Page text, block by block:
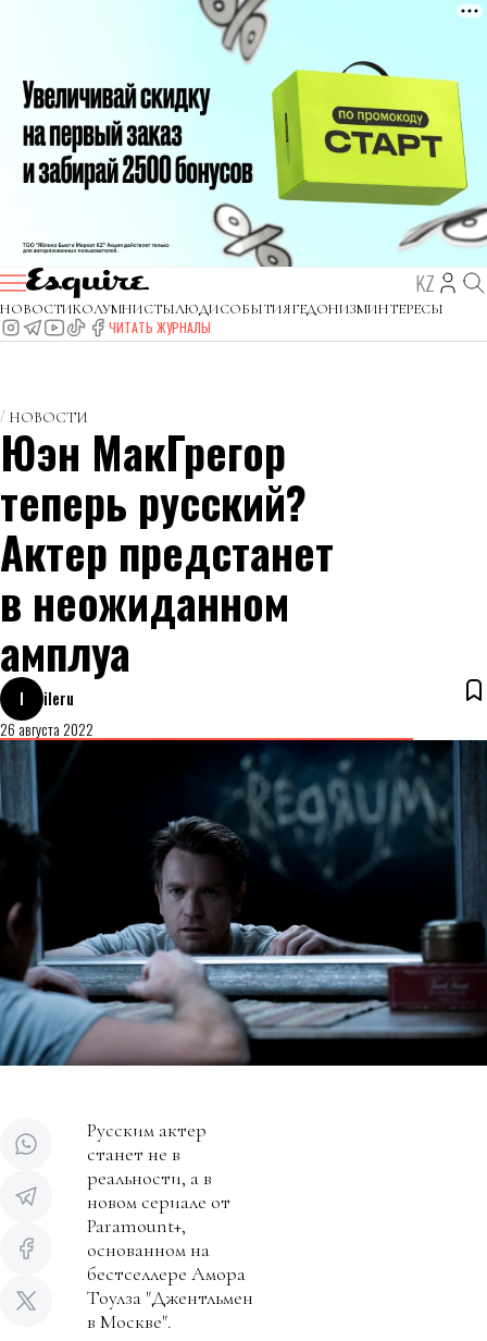
KZ
НОВОСТИКОЛУМНИСТЫЛЮДИСОБЫТИЯГЕДОНИЗМИНТЕРЕСЫ
ЧИТАТЬ ЖУРНАЛЫ
НОВОСТИ
Юэн МакГрегор
теперь русский?
Актер предстанет
в неожиданном
амплуа
I
ileru
26 августа 2022
Русским актер
станет не в
реальности, а в
новом сериале от
Paramount+,
основанном на
бестселлере Амора
Тоулза "Джентльмен
в Москве".